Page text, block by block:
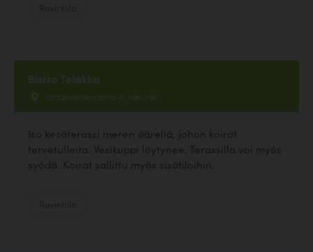
Bistro Telakka
Vattuniemenranta 5, Helsinki
Iso kesäterassi meren äärellä, johon koirat
tervetulleita. Vesikuppi löytynee. Terassilla voi myös
syödä. Koirat sallittu myös sisätiloihin.